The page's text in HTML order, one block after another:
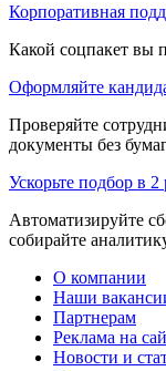
Корпоративная
Какой соцпакет вы
Оформляйте
Проверяйте
документы без
Ускорьте подбор в 2
Автоматизируйте
собирайте
О компании
Наши
Партнерам
Реклама на
Новости и